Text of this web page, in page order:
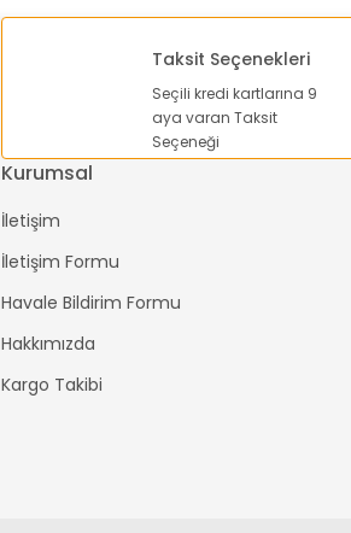
Taksit Seçenekleri
Seçili kredi kartlarına 9
aya varan Taksit
Seçeneği
Kurumsal
İletişim
İletişim Formu
Havale Bildirim Formu
Hakkımızda
Kargo Takibi